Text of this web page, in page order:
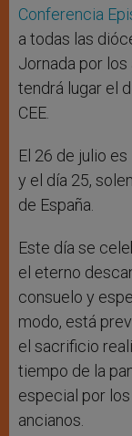
Conferencia
a todas las
Jornada por
tendrá lugar el
CEE.
El 26 de julio
y el día 25,
de España.
Este día se
el eterno
consuelo y
modo, está
el sacrificio
tiempo de la
especial por
ancianos.